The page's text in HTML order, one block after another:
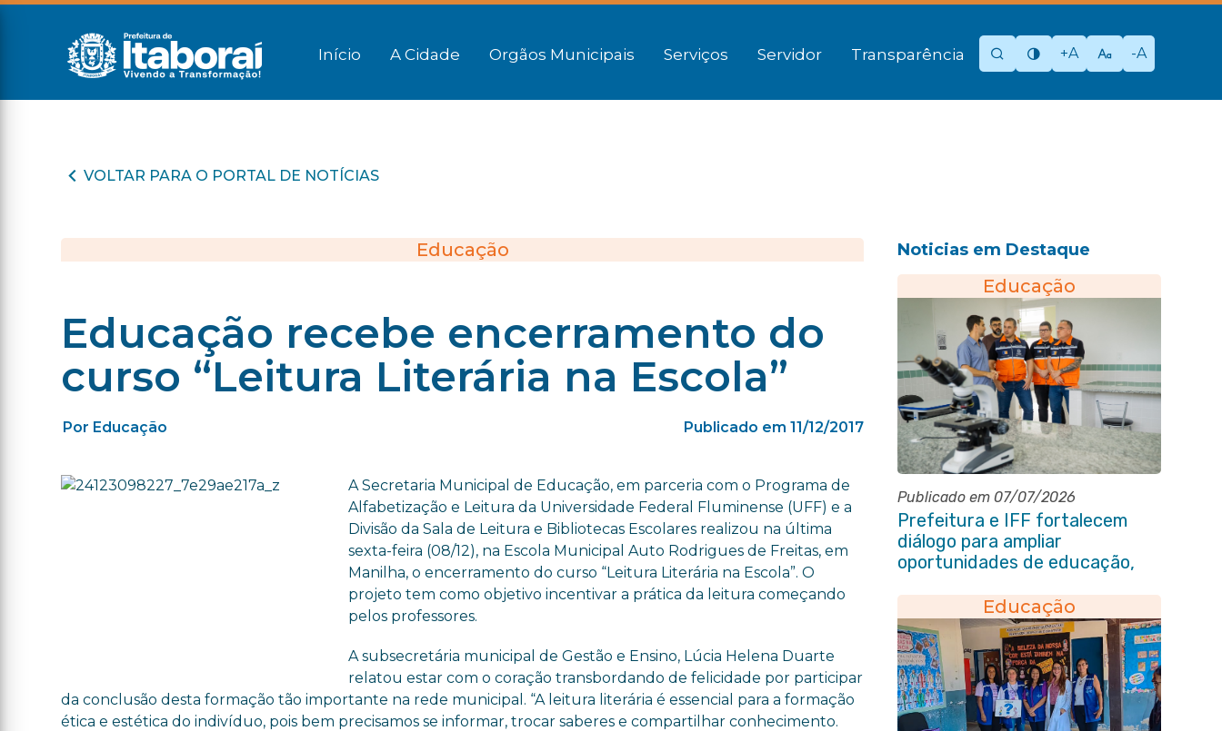
Início A Cidade Orgãos Municipais Serviços Servidor Transparência +A -A
VOLTAR PARA O PORTAL DE NOTÍCIAS
Educação
Educação recebe encerramento do
curso “Leitura Literária na Escola”
Por Educação Publicado em 11/12/2017
A Secretaria Municipal de Educação, em parceria com o Programa de
Alfabetização e Leitura da Universidade Federal Fluminense (UFF) e a
Divisão da Sala de Leitura e Bibliotecas Escolares realizou na última
sexta-feira (08/12), na Escola Municipal Auto Rodrigues de Freitas, em
Manilha, o encerramento do curso “Leitura Literária na Escola”. O
projeto tem como objetivo incentivar a prática da leitura começando
pelos professores.
A subsecretária municipal de Gestão e Ensino, Lúcia Helena Duarte
relatou estar com o coração transbordando de felicidade por participar
da conclusão desta formação tão importante na rede municipal. “A leitura literária é essencial para a formação
ética e estética do indivíduo, pois bem precisamos se informar, trocar saberes e compartilhar conhecimento.
Noticias em Destaque
Educação
Publicado em 07/07/2026
Prefeitura e IFF fortalecem
diálogo para ampliar
oportunidades de educação,
Educação